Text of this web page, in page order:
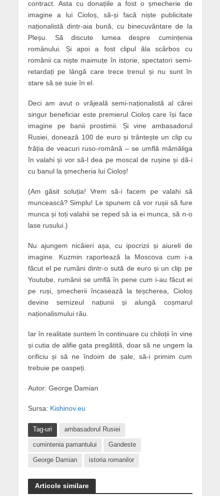
contract. Asta cu donațiile a fost o șmecherie de
imagine a lui Cioloș, să-și facă niște publicitate
naționalistă dintr-aia bună, cu binecuvântare de la
Pleșu. Să discute lumea despre cumințenia
românului. Și apoi a fost clipul ăla scârbos cu
românii ca niște maimuțe în istorie, spectatori semi-
retardați pe lângă care trece trenul și nu sunt în
stare să se suie în el.
Deci am avut o vrăjeală semi-naționalistă al cărei
singur beneficiar este premierul Cioloș care își face
imagine pe banii prostimii. Și vine ambasadorul
Rusiei, donează 100 de euro și trântește un clip cu
frăția de veacuri ruso-română – se umflă mămăliga
în valahi și vor să-l dea pe moscal de rușine și dă-i
cu banul la șmecheria lui Cioloș!
(Am găsit soluția! Vrem să-i facem pe valahi să
muncească? Simplu! Le spunem că vor rușii să fure
munca și toți valahii se reped să ia ei munca, să n-o
lase rusului.)
Nu ajungem nicăieri așa, cu ipocrizii și aiureli de
imagine. Kuzmin raportează la Moscova cum i-a
făcut el pe rumâni dintr-o sută de euro și un clip pe
Youtube, rumânii se umflă în pene cum i-au făcut ei
pe ruși, șmecherii încasează la teșcherea, Cioloș
devine semizeul națiunii și alungă coșmarul
naționalismului rău.
Iar în realitate suntem în continuare cu chiloții în vine
și cutia de alifie gata pregătită, doar să ne ungem la
orificiu și să ne îndoim de șale, să-i primim cum
trebuie pe oaspeți.
Autor: George Damian
Sursa: Kishinov.eu
Tag-uri ambasadorul Rusiei
cumintenia pamantului Gandeste
George Damian istoria romanilor
Articole similare